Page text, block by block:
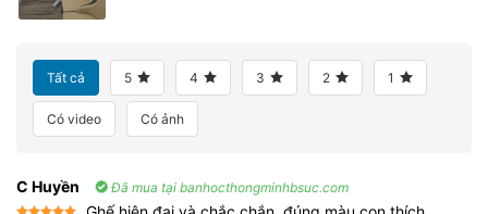
Tất cả 5 4 3 2 1
Có video Có ảnh
C Huyền Đã mua tại banhocthongminhbsuc.com